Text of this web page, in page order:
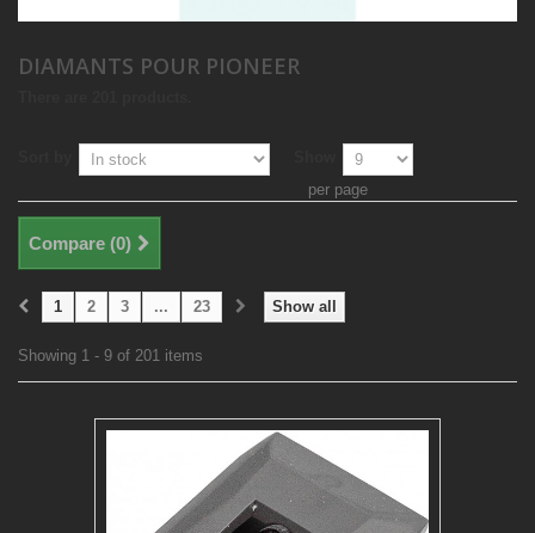
DIAMANTS POUR PIONEER
per page
Compare (0)
Show all
1 2 3 ... 23
Showing 1 - 9 of 201 items